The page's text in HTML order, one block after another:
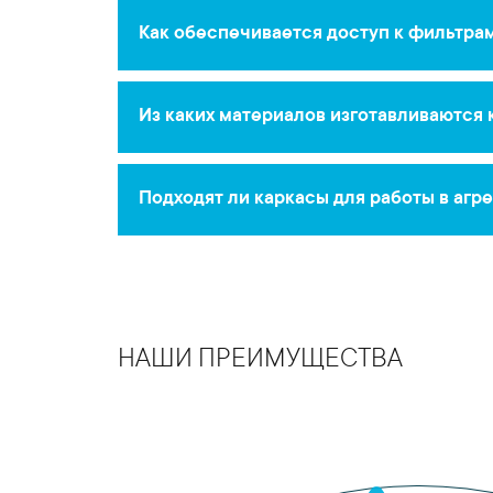
Как обеспечивается доступ к
Одна из боковых стенок выполнена
фильтрующих элементов.
Из каких материалов изготавливаются
Конструкция сварена из
Покрытие — серый грунт для защиты от
Подходят ли каркасы для работы в
НАШИ ПРЕИМУЩЕСТВА